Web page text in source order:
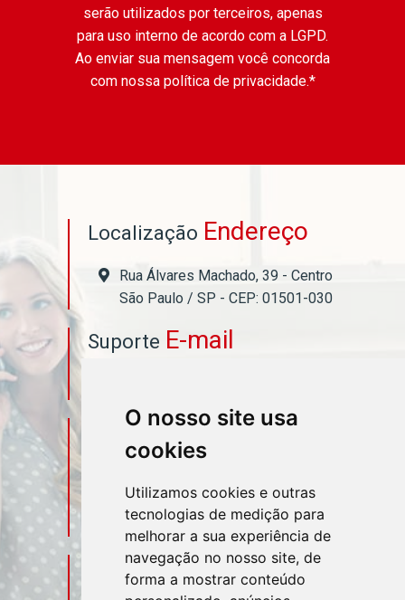
O nosso site usa
cookies
Utilizamos cookies e outras
tecnologias de medição para
melhorar a sua experiência de
navegação no nosso site, de
forma a mostrar conteúdo
serão utilizados por terceiros, apenas
para uso interno de acordo com a LGPD.
Ao enviar sua mensagem você concorda
com nossa política de privacidade.*
Localização Endereço
Rua Álvares Machado, 39 - Centro
São Paulo / SP - CEP: 01501-030
Suporte E-mail
ContatoTelefone
(11) 95580-4449
RedesSociais